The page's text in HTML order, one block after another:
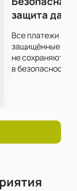
защита
Все платежи
защищённые
не сохраняются
в безопасности.